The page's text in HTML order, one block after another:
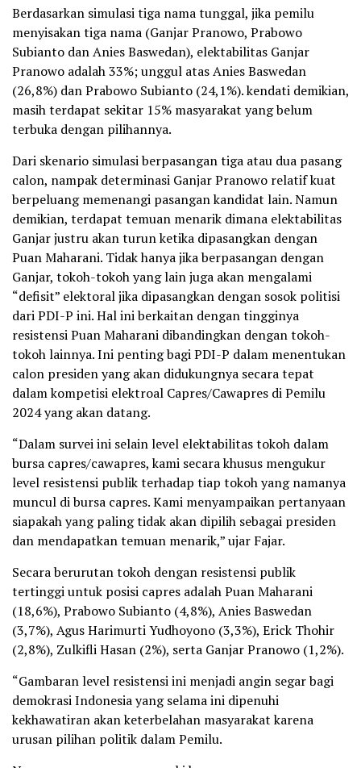
Berdasarkan simulasi tiga nama tunggal, jika pemilu
menyisakan tiga nama (Ganjar Pranowo, Prabowo
Subianto dan Anies Baswedan), elektabilitas Ganjar
Pranowo adalah 33%; unggul atas Anies Baswedan
(26,8%) dan Prabowo Subianto (24,1%). kendati demikian,
masih terdapat sekitar 15% masyarakat yang belum
terbuka dengan pilihannya.
Dari skenario simulasi berpasangan tiga atau dua pasang
calon, nampak determinasi Ganjar Pranowo relatif kuat
berpeluang memenangi pasangan kandidat lain. Namun
demikian, terdapat temuan menarik dimana elektabilitas
Ganjar justru akan turun ketika dipasangkan dengan
Puan Maharani. Tidak hanya jika berpasangan dengan
Ganjar, tokoh-tokoh yang lain juga akan mengalami
“defisit” elektoral jika dipasangkan dengan sosok politisi
dari PDI-P ini. Hal ini berkaitan dengan tingginya
resistensi Puan Maharani dibandingkan dengan tokoh-
tokoh lainnya. Ini penting bagi PDI-P dalam menentukan
calon presiden yang akan didukungnya secara tepat
dalam kompetisi elektroal Capres/Cawapres di Pemilu
2024 yang akan datang.
“Dalam survei ini selain level elektabilitas tokoh dalam
bursa capres/cawapres, kami secara khusus mengukur
level resistensi publik terhadap tiap tokoh yang namanya
muncul di bursa capres. Kami menyampaikan pertanyaan
siapakah yang paling tidak akan dipilih sebagai presiden
dan mendapatkan temuan menarik,” ujar Fajar.
Secara berurutan tokoh dengan resistensi publik
tertinggi untuk posisi capres adalah Puan Maharani
(18,6%), Prabowo Subianto (4,8%), Anies Baswedan
(3,7%), Agus Harimurti Yudhoyono (3,3%), Erick Thohir
(2,8%), Zulkifli Hasan (2%), serta Ganjar Pranowo (1,2%).
“Gambaran level resistensi ini menjadi angin segar bagi
demokrasi Indonesia yang selama ini dipenuhi
kekhawatiran akan keterbelahan masyarakat karena
urusan pilihan politik dalam Pemilu.